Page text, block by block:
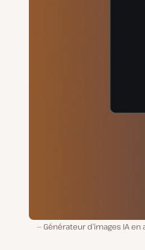
Générateur d’images IA